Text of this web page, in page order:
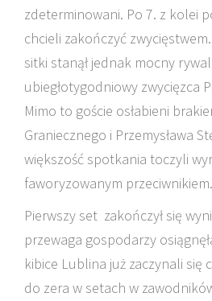
zdeterminowani. Po 7. z kolei
chcieli zakończyć
sitki stanął jednak mocny
ubiegłotygodniowy zwycięzca
Mimo to goście osłabieni
Graniecznego i Przemysława
większość spotkania toczyli
faworyzowanym przeciwnikiem.
Pierwszy set zakończył się
przewaga gospodarzy
kibice Lublina już zaczynali się
do zera w setach w